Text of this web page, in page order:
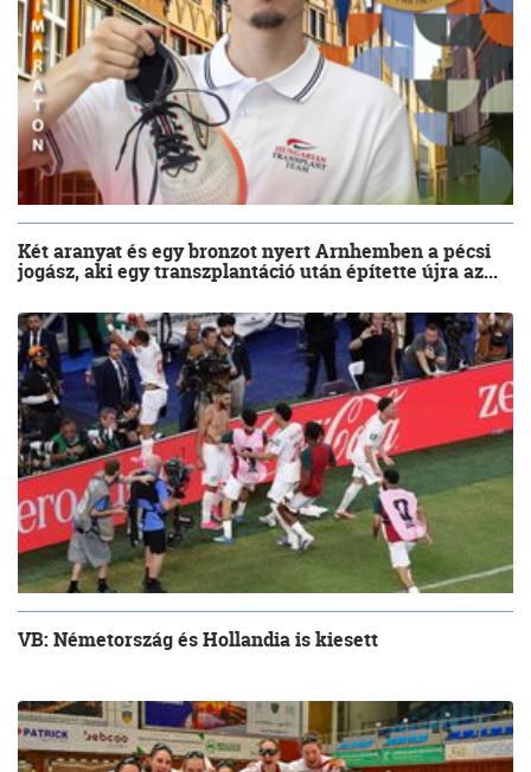
Két aranyat és egy bronzot nyert Arnhemben a pécsi
jogász, aki egy transzplantáció után építette újra az...
VB: Németország és Hollandia is kiesett